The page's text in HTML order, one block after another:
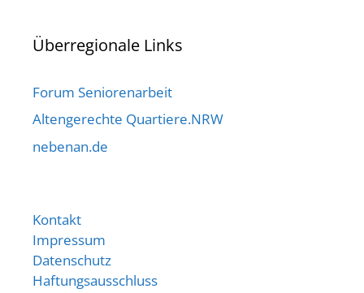
Überregionale Links
Forum Seniorenarbeit
Altengerechte Quartiere.NRW
nebenan.de
Kontakt
Impressum
Datenschutz
Haftungsausschluss